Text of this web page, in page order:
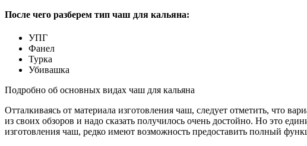
После чего разберем тип чаш для кальяна:
УПГ
Фанел
Турка
Убивашка
Подробно об основных видах чаш для кальяна
Отталкиваясь от материала изготовления чаш, следует отметить, что
из своих обзоров и надо сказать получилось очень достойно. Но это
изготовления чаш, редко имеют возможность предоставить полный